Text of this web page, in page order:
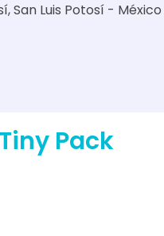
San Luis Potosí - México
Pack